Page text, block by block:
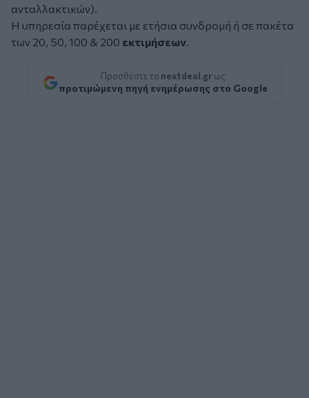
ανταλλακτικών).
Η υπηρεσία παρέχεται με ετήσια συνδρομή ή σε πακέτα
των 20, 50, 100 & 200 εκτιμήσεων.
Προσθέστε το nextdeal.gr ως
προτιμώμενη πηγή ενημέρωσης στο Google